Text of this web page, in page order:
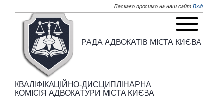
Ласкаво просимо на наш сайт Вхід
РАДА АДВОКАТІВ МІСТА КИЄВА
КВАЛІФІКАЦІЙНО-ДИСЦИПЛІНАРНА
КОМІСІЯ АДВОКАТУРИ МІСТА КИЄВА